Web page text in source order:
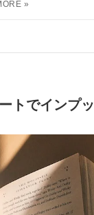
トでインプ